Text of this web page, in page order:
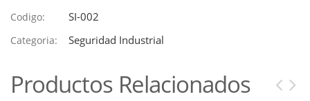
Codigo: SI-002
Categoria: Seguridad Industrial
Productos Relacionados